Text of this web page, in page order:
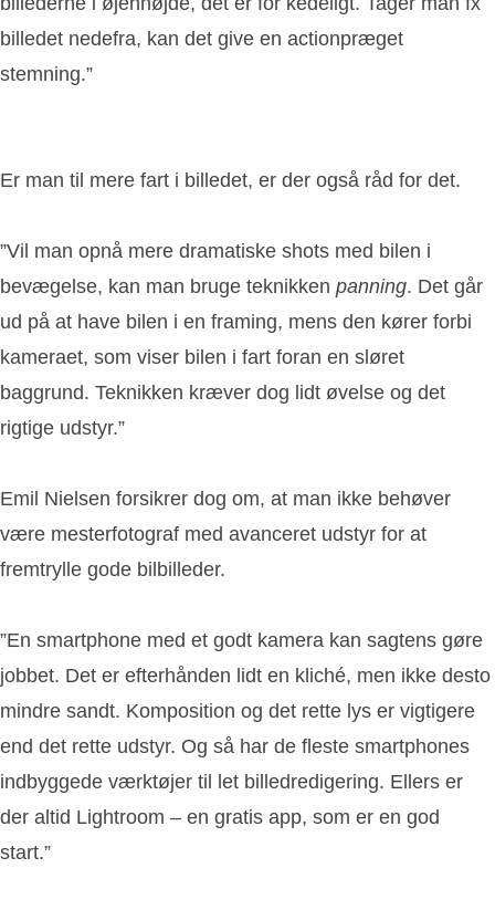
billedet nedefra, kan det give en actionpræget
stemning.”
Er man til mere fart i billedet, er der også råd for det.
”Vil man opnå mere dramatiske shots med bilen i
bevægelse, kan man bruge teknikken panning. Det går
ud på at have bilen i en framing, mens den kører forbi
kameraet, som viser bilen i fart foran en sløret
baggrund. Teknikken kræver dog lidt øvelse og det
rigtige udstyr.”
Emil Nielsen forsikrer dog om, at man ikke behøver
være mesterfotograf med avanceret udstyr for at
fremtrylle gode bilbilleder.
”En smartphone med et godt kamera kan sagtens gøre
jobbet. Det er efterhånden lidt en kliché, men ikke desto
mindre sandt. Komposition og det rette lys er vigtigere
end det rette udstyr. Og så har de fleste smartphones
indbyggede værktøjer til let billedredigering. Ellers er
der altid Lightroom – en gratis app, som er en god
start.”